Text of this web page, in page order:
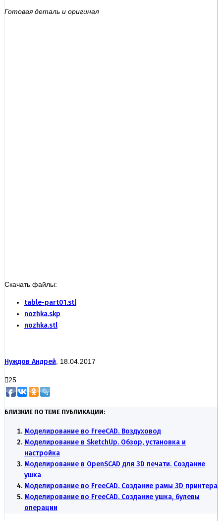
Готовая деталь и оригинал
Скачать файлы:
table-part01.stl
nozhka.skp
nozhka.stl
Нуждов Андрей , 18.04.2017
25
БЛИЗКИЕ ПО ТЕМЕ ПУБЛИКАЦИИ:
Моделирование во FreeCAD. Воздуховод
Моделирование в SketchUp. Обзор, установка и
настройка
Моделирование в OpenSCAD для 3D печати. Создание
ушка
Моделирование во FreeCAD. Создание рамы 3D принтера
Моделирование во FreeCAD. Создание ушка, булевы
операции